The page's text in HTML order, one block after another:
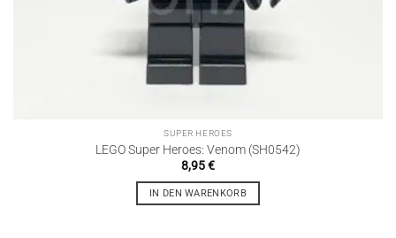
SUPER HEROES
LEGO Super Heroes: Venom (SH0542)
8,95€
IN DEN WARENKORB